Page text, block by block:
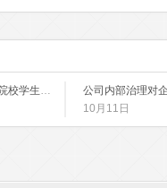
10月11日